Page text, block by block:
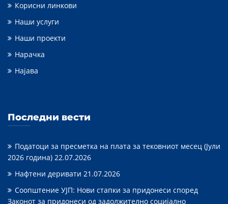
Корисни линкови
Наши услуги
Наши проекти
Нарачка
Најава
Последни вести
Податоци за пресметка на плата за тековниот месец (Јули
2026 година) 22.07.2026
Нафтени деривати 21.07.2026
Соопштение УЈП: Нови стапки за придонеси според
Законот за придонеси од задолжително социјално